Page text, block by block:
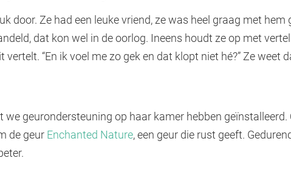
door. Ze had een leuke vriend, ze was heel graag met
dat kon wel in de oorlog. Ineens houdt ze op met
“En ik voel me zo gek en dat klopt niet hé?” Ze weet
geurondersteuning op haar kamer hebben geïnstalleerd.
de geur Enchanted Nature, een geur die rust geeft.